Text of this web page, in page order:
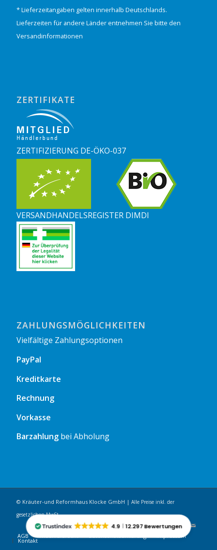
4.9 12.297 Bewertungen
* Lieferzeitangaben gelten innerhalb Deutschlands.
Lieferzeiten für andere Länder entnehmen Sie bitte den
Versandinformationen
ZERTIFIKATE
ZERTIFIZIERUNG DE-ÖKO-037
VERSANDHANDELSREGISTER DIMDI
ZAHLUNGSMÖGLICHKEITEN
Vielfältige Zahlungsoptionen
PayPal
Kreditkarte
Rechnung
Vorkasse
Barzahlungbei Abholung
© Kräuter-und Reformhaus Klocke GmbH | Alle Preise inkl. der
gesetzlichen MwSt.
AGB Impressum
Kontakt